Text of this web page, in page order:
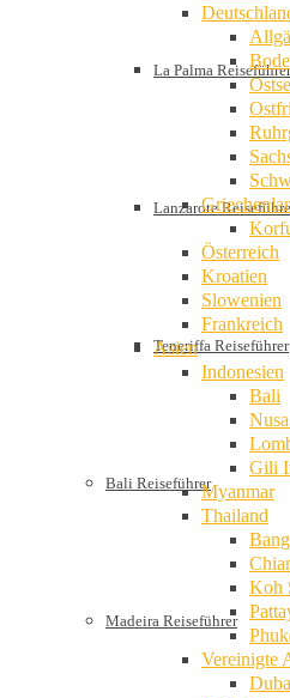
La Palma Reiseführer
Lanzarote
Teneriffa Reiseführer
Bali Reiseführer
Madeira Reiseführer
Österreich
Kroatien
Slowenien
Frankreich
Asien
Indonesien
Bali
Gili
Myanmar
Thailand
Koh
Vereinigte